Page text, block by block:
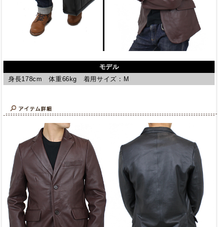
モデル
身長178cm 体重66kg 着用サイズ：M